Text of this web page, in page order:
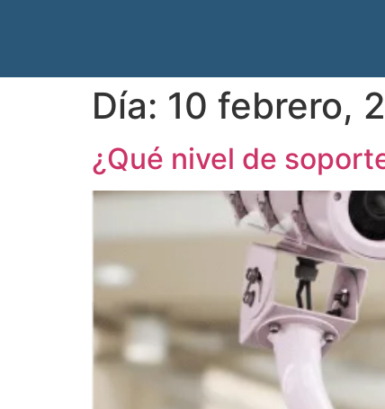
Día: 10 febrero,
¿Qué nivel de